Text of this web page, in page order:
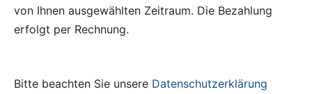
von Ihnen ausgewählten Zeitraum. Die Bezahlung
erfolgt per Rechnung.
Bitte beachten Sie unsere Datenschutzerklärung